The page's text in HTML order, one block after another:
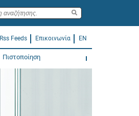
Rss Feeds Επικοινωνία EN
Πιστοποίηση